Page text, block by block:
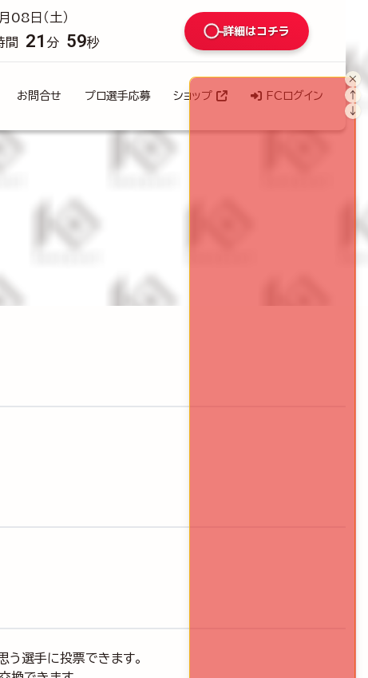
日（土）
間 21 分 58秒
詳細はコチラ
お問合せ プロ選手応募 ショップ FCログイン
う選手に投票できます。
×
↑
↓